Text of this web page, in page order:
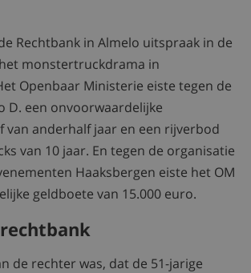
Rechtbank in Almelo uitspraak in de
monstertruckdrama in
Openbaar Ministerie eiste tegen de
D. een onvoorwaardelijke
van anderhalf jaar en een rijverbod
van 10 jaar. En tegen de organisatie
Haaksbergen eiste het OM
geldboete van 15.000 euro.
de rechter was, dat de 51-jarige